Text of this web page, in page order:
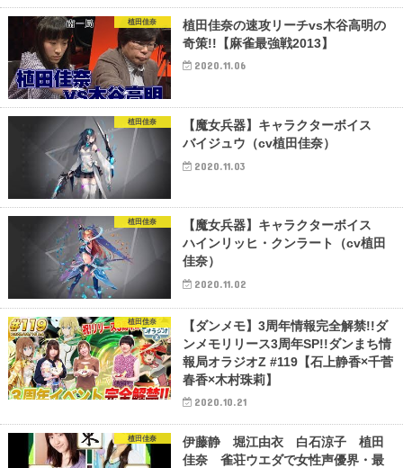
植田佳奈
植田佳奈の速攻リーチvs木谷高明の
奇策!!【麻雀最強戦2013】
2020.11.06
植田佳奈
【魔女兵器】キャラクターボイス
バイジュウ（cv植田佳奈）
2020.11.03
植田佳奈
【魔女兵器】キャラクターボイス
ハインリッヒ・クンラート（cv植田
佳奈）
2020.11.02
植田佳奈
【ダンメモ】3周年情報完全解禁!!ダ
ンメモリリース3周年SP!!ダンまち情
報局オラジオZ #119【石上静香×千菅
春香×木村珠莉】
2020.10.21
植田佳奈
伊藤静 堀江由衣 白石涼子 植田
佳奈 雀荘ウエダで女性声優界・最